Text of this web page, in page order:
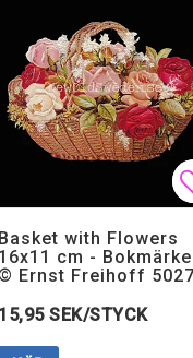
till i
till i
Basket with Flowers
16x11 cm - Bokmärke
© Ernst Freihoff 5027
15,95 SEK/STYCK